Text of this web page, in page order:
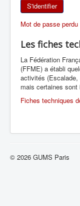
RANDONNÉE
S'identifier
Mot de passe perdu
Les fiches
La Fédération
(FFME) a établi
activités (Escalade,
mais certaines sont
Fiches techniques
© 2026 GUMS Paris